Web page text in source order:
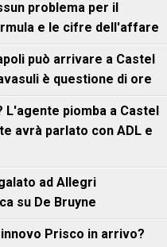
problema per il
e le cifre dell'affare
può arrivare a Castel
è questione di ore
L'agente piomba a Castel
avrà parlato con ADL e
ad Allegri
su De Bruyne
Prisco in arrivo?